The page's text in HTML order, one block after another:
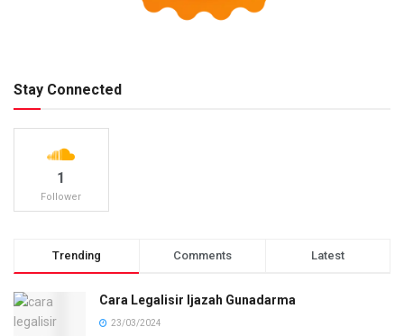
Stay Connected
1
Follower
Trending Comments Latest
Cara Legalisir Ijazah Gunadarma
23/03/2024